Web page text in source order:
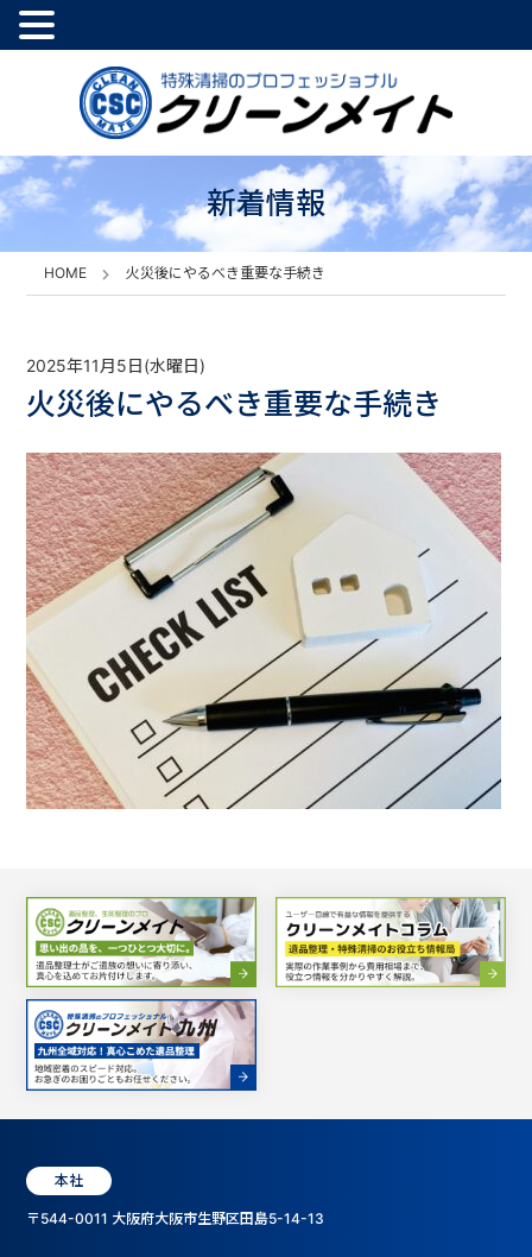
新着情報
HOME 火災後にやるべき重要な手続き
2025年11月5日(水曜日)
火災後にやるべき重要な手続き
本社
〒544-0011 大阪府大阪市生野区田島5-14-13